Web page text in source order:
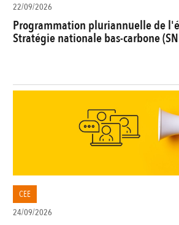
22/09/2026
Programmation pluriannuelle de
Stratégie nationale bas-carbone
CEE
24/09/2026